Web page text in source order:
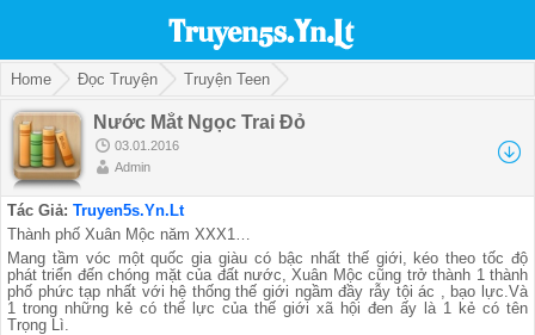
Home Đọc Truyện Truyện Teen
Nước Mắt Ngọc Trai Đỏ
03.01.2016
Admin
Tác Giả: Truyen5s.Yn.Lt
Thành phố Xuân Mộc năm XXX1…
Mang tầm vóc một quốc gia giàu có bậc nhất thế giới, kéo theo tốc độ
phát triển đến chóng mặt của đất nước, Xuân Mộc cũng trở thành 1 thành
phố phức tạp nhất với hệ thống thế giới ngầm đầy rẫy tội ác , bạo lực.Và
1 trong những kẻ có thế lực của thế giới xã hội đen ấy là 1 kẻ có tên
Trọng Lì.